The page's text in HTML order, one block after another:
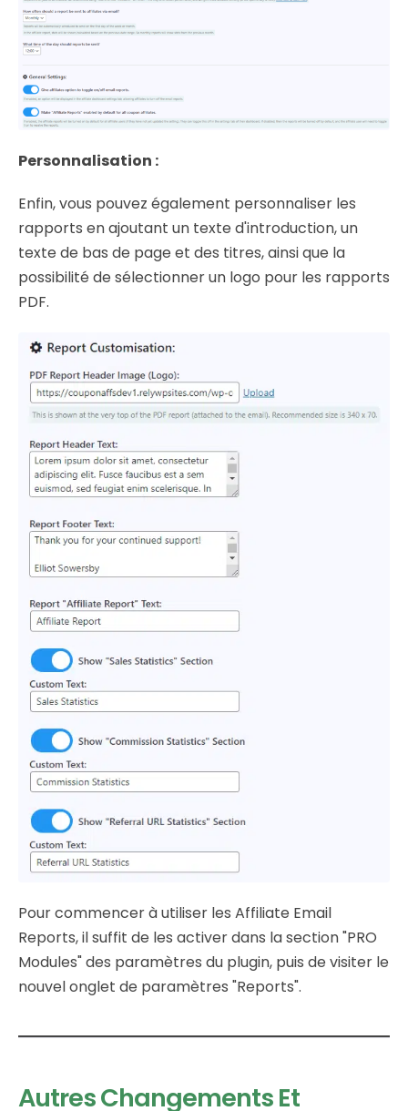
Personnalisation :
Enfin, vous pouvez également personnaliser les
rapports en ajoutant un texte d'introduction, un
texte de bas de page et des titres, ainsi que la
possibilité de sélectionner un logo pour les rapports
PDF.
Pour commencer à utiliser les Affiliate Email
Reports, il suffit de les activer dans la section "PRO
Modules" des paramètres du plugin, puis de visiter le
nouvel onglet de paramètres "Reports".
Autres Changements Et